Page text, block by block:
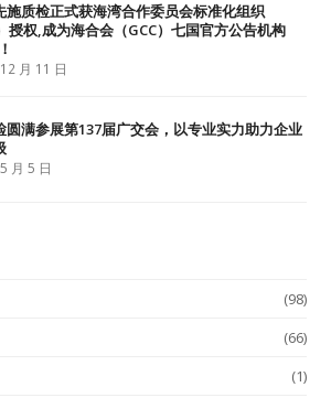
施质检正式获海湾合作委员会标准化组织
授权,成为海合会（GCC）七国官方公告机构
月 11 日
圆满参展第137届广交会，以专业实力助力企业
月 5 日
(98)
(66)
(1)